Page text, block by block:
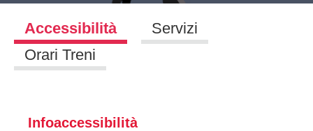
Accessibilità
Servizi
Orari Treni
Infoaccessibilità